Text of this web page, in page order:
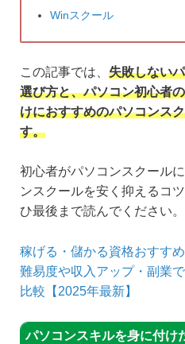
Winスクール
この記事では、 失敗しない
選び方と、パソコン初心者
けにおすすめのパソコンス
す。
初心者がパソコンスクール
ンスクールを安く抑えるコ
ひ最後まで読んでください。
稼げる・儲かる資格おすす
難易度や収入アップ・副業
比較【2025年最新】
パソコンスキルを身に付け